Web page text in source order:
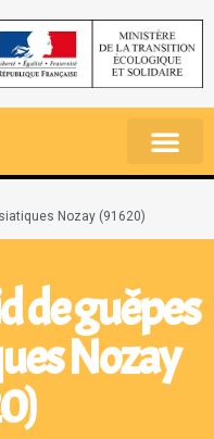
Nozay (91620)
de guêpes
Nozay